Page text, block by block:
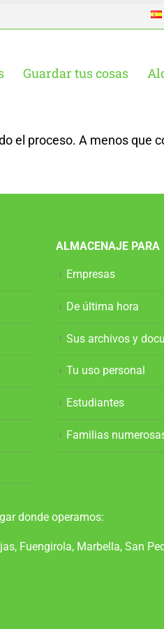
Guardar tus cosas
el proceso. A menos que
ALMACENAJE PARA
Empresas
De última hora
Sus archivos y
Tu uso personal
Estudiantes
Familias
donde operamos:
Fuengirola, Marbella, San